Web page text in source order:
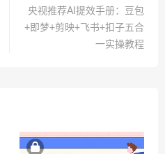
央视推荐AI提效手册：豆包
+即梦+剪映+飞书+扣子五合
一实操教程